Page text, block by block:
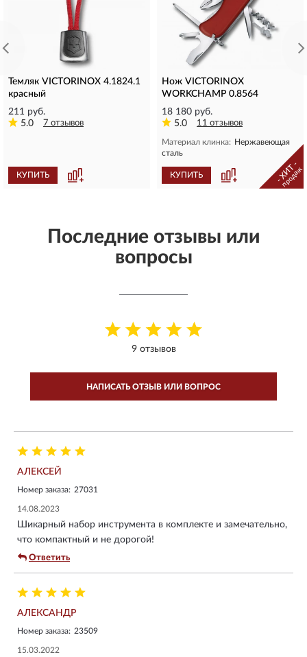
Темляк VICTORINOX 4.1824.1
красный
211 руб.
5.0
7 отзывов
КУПИТЬ
Нож VICTORINOX
WORKCHAMP 0.8564
18 180 руб.
5.0
11 отзывов
Материал клинка: Нержавеющая
сталь
КУПИТЬ - ХИТ -
продаж
Последние отзывы или
вопросы
9 отзывов
НАПИСАТЬ ОТЗЫВ ИЛИ ВОПРОС
АЛЕКСЕЙ
Номер заказа: 27031
14.08.2023
Шикарный набор инструмента в комплекте и замечательно,
что компактный и не дорогой!
Ответить
АЛЕКСАНДР
Номер заказа: 23509
15.03.2022